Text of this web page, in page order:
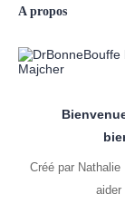
A propos
Créé par
aider